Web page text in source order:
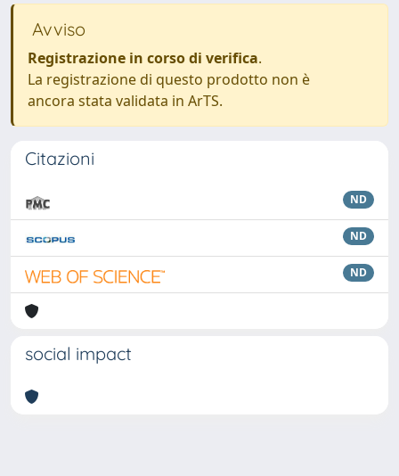
Avviso
Registrazione in corso di verifica.
La registrazione di questo prodotto non è
ancora stata validata in ArTS.
Citazioni
ND
ND
ND
social impact